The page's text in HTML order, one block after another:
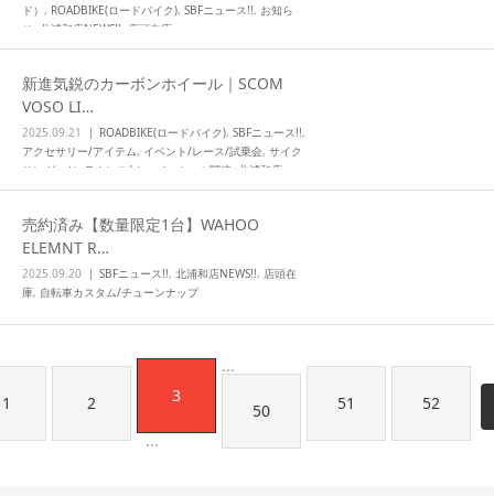
ド） , ROADBIKE(ロードバイク), SBFニュース!!, お知ら
せ
北浦和店NEWS!! 店頭在庫
新進気鋭のカーボンホイール｜SCOM
VOSO LI…
2025.09.21 ROADBIKE(ロードバイク), SBFニュース!!,
アクセサリー/アイテム, イベント/レース/試乗会, サイク
リング
メンテナンス/オーバーホール関連
北浦和店
NEWS!!,店頭在庫,自転車イベント/サイクリング,自転車
売約済み【数量限定1台】WAHOO
ELEMNT R…
2025.09.20 SBFニュース!!, 北浦和店NEWS!!, 店頭在
庫, 自転車カスタム/チューンナップ
1 2 3
50 51 52